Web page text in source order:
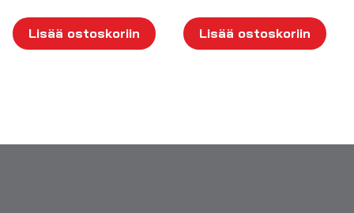
Lisää ostoskoriin Lisää ostoskoriin